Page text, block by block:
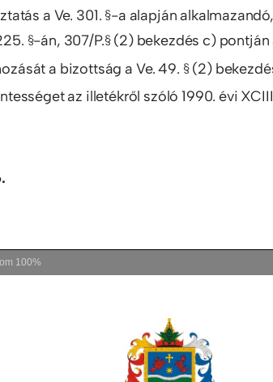
a Ve. 301. §-a alapján alkalmazandó,
§-án, 307/P.§ (2) bekezdés c) pontján
a bizottság a Ve. 49. § (2)
az illetékről szóló 1990. évi
100%